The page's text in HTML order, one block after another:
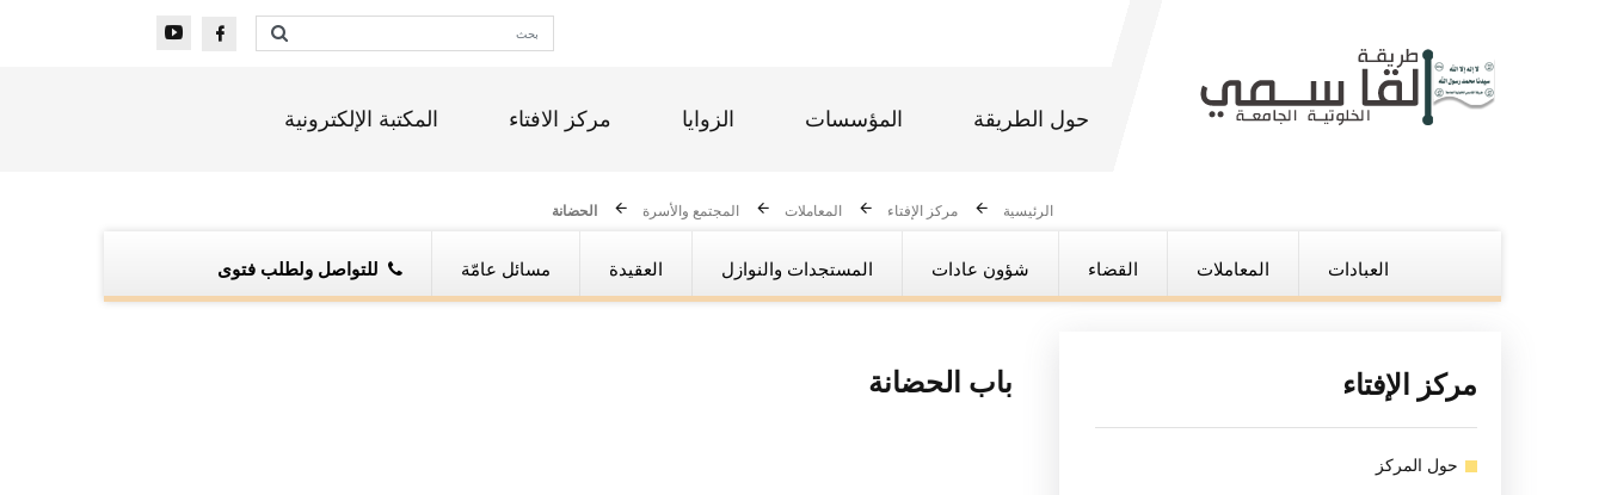
حول الطريقة المؤسسات الزوايا مركز الافتاء المكتبة الإلكترونية
الرئيسية مركز الإفتاء المعاملات المجتمع والأسرة الحضانة
العبادات المعاملات القضاء شؤون عادات المستجدات والنوازل العقيدة مسائل عامّة للتواصل ولطلب فتوى
باب الحضانة مركز الإفتاء
حول المركز